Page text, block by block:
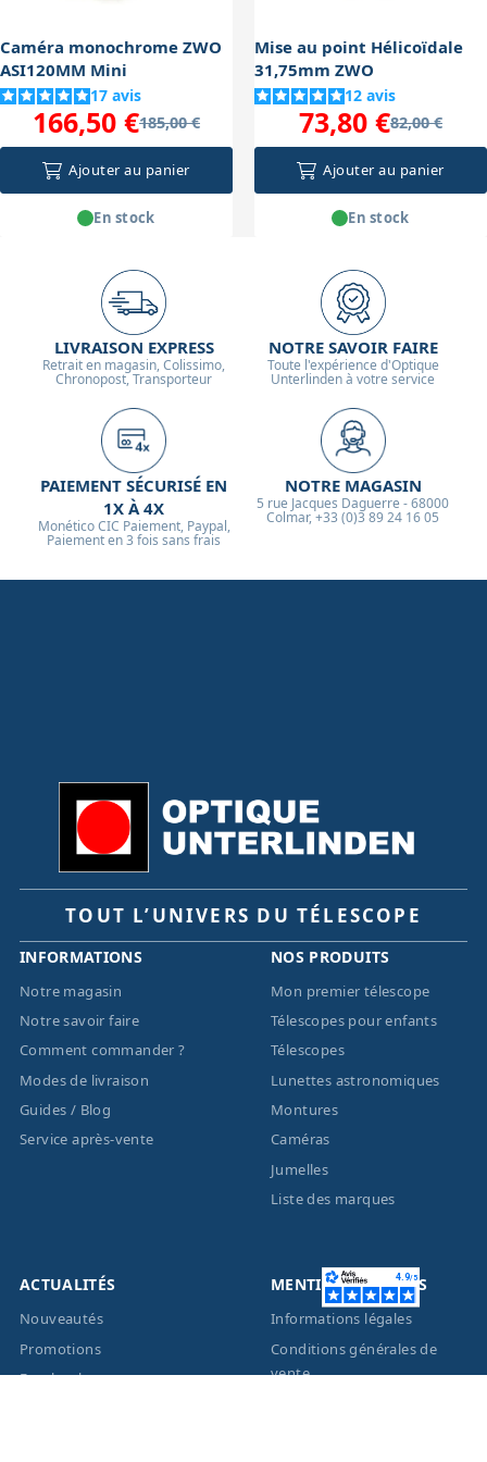
Caméra monochrome ZWO
ASI120MM Mini
17 avis
185,00 €
166,50 €
Ajouter au panier
En stock
Mise au point Hélicoïdale
31,75mm ZWO
12 avis
82,00 €
73,80 €
Ajouter au panier
En stock
LIVRAISON EXPRESS
Retrait en magasin, Colissimo,
Chronopost, Transporteur
NOTRE SAVOIR FAIRE
Toute l'expérience d'Optique
Unterlinden à votre service
PAIEMENT SÉCURISÉ EN
1X À 4X
Monético CIC Paiement, Paypal,
Paiement en 3 fois sans frais
NOTRE MAGASIN
5 rue Jacques Daguerre - 68000
Colmar, +33 (0)3 89 24 16 05
TOUT L’UNIVERS DU TÉLESCOPE
INFORMATIONS
Notre magasin
Notre savoir faire
Comment commander ?
Modes de livraison
Guides / Blog
Service après-vente
NOS PRODUITS
Mon premier télescope
Télescopes pour enfants
Télescopes
Lunettes astronomiques
Montures
Caméras
Jumelles
Liste des marques
ACTUALITÉS
Nouveautés
Promotions
Facebook
MENTIONS LÉGALES
Informations légales
Conditions générales de
vente